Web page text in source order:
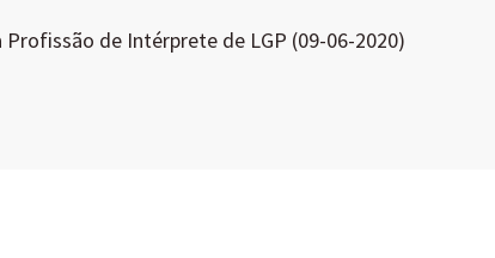
Profissão de Intérprete de LGP (09-06-2020)